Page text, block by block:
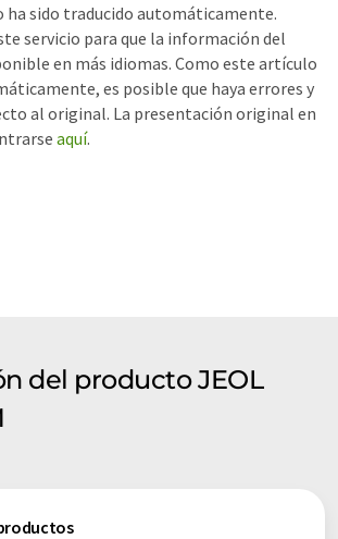
ha sido traducido automáticamente.
servicio para que la información del
en más idiomas. Como este artículo
es posible que haya errores y
al original. La presentación original en
aquí.
del producto JEOL